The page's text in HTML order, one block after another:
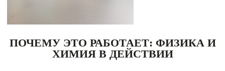
ПОЧЕМУ ЭТО РАБОТАЕТ: ФИЗИКА И
ХИМИЯ В ДЕЙСТВИИ